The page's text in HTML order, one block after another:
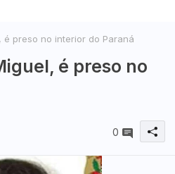
é preso no interior do Paraná
é preso no
0